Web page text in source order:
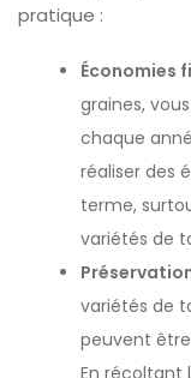
pratique :
Économies
graines,
chaque
réaliser des
terme,
variétés de
variétés de
peuvent
En récoltant